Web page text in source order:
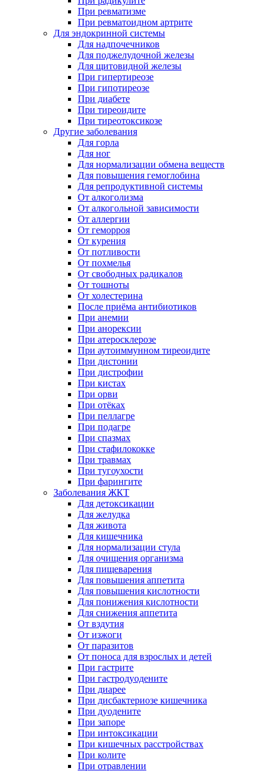
При ревматизме
При ревматоидном артрите
Для эндокринной системы
Для надпочечников
Для поджелудочной железы
Для щитовидной железы
При гипертиреозе
При гипотиреозе
При диабете
При тиреоидите
При тиреотоксикозе
Другие заболевания
Для горла
Для ног
Для нормализации обмена веществ
Для повышения гемоглобина
Для репродуктивной системы
От алкоголизма
От алкогольной зависимости
От аллергии
От геморроя
От курения
От потливости
От похмелья
От свободных радикалов
От тошноты
От холестерина
После приёма антибиотиков
При анемии
При анорексии
При атеросклерозе
При аутоиммунном тиреоидите
При дистонии
При дистрофии
При кистах
При орви
При отёках
При пеллагре
При подагре
При спазмах
При стафилококке
При травмах
При тугоухости
При фарингите
Заболевания ЖКТ
Для детоксикации
Для желудка
Для живота
Для кишечника
Для нормализации стула
Для очищения организма
Для пищеварения
Для повышения аппетита
Для повышения кислотности
Для понижения кислотности
Для снижения аппетита
От вздутия
От изжоги
От паразитов
От поноса для взрослых и детей
При гастрите
При гастродуодените
При диарее
При дисбактериозе кишечника
При дуодените
При запоре
При интоксикации
При кишечных расстройствах
При колите
При отравлении